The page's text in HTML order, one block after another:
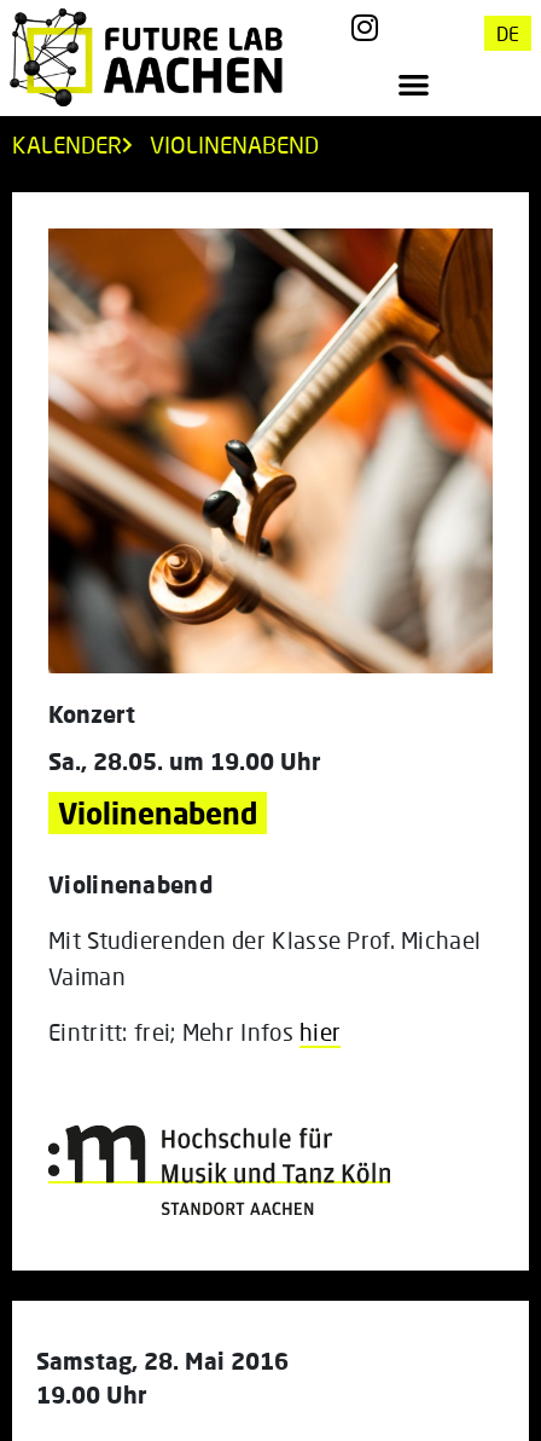
DE
KALENDER VIOLINENABEND
Konzert
Sa., 28.05. um 19.00 Uhr
Violinenabend
Violinenabend
Mit Studierenden der Klasse Prof. Michael
Vaiman
Eintritt: frei; Mehr Infos hier
Samstag, 28. Mai 2016
19.00 Uhr